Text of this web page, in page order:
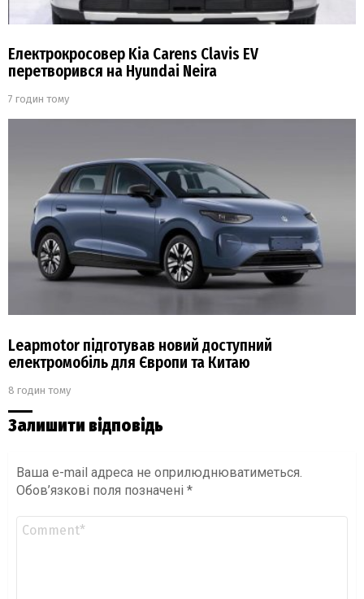
Електрокросовер Kia Carens Clavis EV
перетворився на Hyundai Neira
7 годин тому
Leapmotor підготував новий доступний
електромобіль для Європи та Китаю
8 годин тому
Залишити відповідь
Ваша e-mail адреса не оприлюднюватиметься.
Обов’язкові поля позначені *